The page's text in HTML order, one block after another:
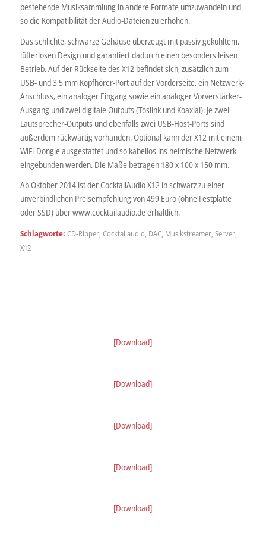
bestehende Musiksammlung in andere Formate umzuwandeln und
so die Kompatibilität der Audio-Dateien zu erhöhen.
Das schlichte, schwarze Gehäuse überzeugt mit passiv gekühltem,
lüfterlosen Design und garantiert dadurch einen besonders leisen
Betrieb. Auf der Rückseite des X12 befindet sich, zusätzlich zum
USB- und 3,5 mm Kopfhörer-Port auf der Vorderseite, ein Netzwerk-
Anschluss, ein analoger Eingang sowie ein analoger Vorverstärker-
Ausgang und zwei digitale Outputs (Toslink und Koaxial). Je zwei
Lautsprecher-Outputs und ebenfalls zwei USB-Host-Ports sind
außerdem rückwärtig vorhanden. Optional kann der X12 mit einem
WiFi-Dongle ausgestattet und so kabellos ins heimische Netzwerk
eingebunden werden. Die Maße betragen 180 x 100 x 150 mm.
Ab Oktober 2014 ist der CocktailAudio X12 in schwarz zu einer
unverbindlichen Preisempfehlung von 499 Euro (ohne Festplatte
oder SSD) über www.cocktailaudio.de erhältlich.
Schlagworte: CD-Ripper, Cocktailaudio, DAC, Musikstreamer, Server,
X12
[Download]
[Download]
[Download]
[Download]
[Download]